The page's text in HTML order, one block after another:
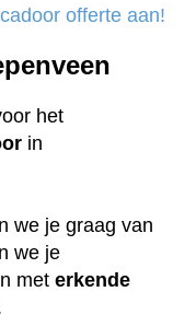
offerte aan!
het
in
we je graag van
we je
met erkende